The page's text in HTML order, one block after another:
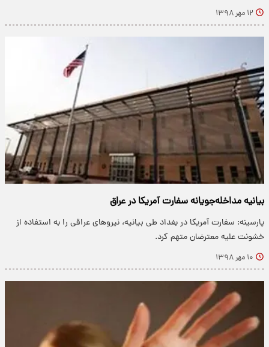
۱۲ مهر ۱۳۹۸
بیانیه مداخله‌جویانه سفارت آمریکا در عراق
پارسینه: سفارت آمریکا در بغداد طی بیانیه، نیرو‌های عراقی را به استفاده از
خشونت علیه معترضان متهم کرد.
۱۰ مهر ۱۳۹۸